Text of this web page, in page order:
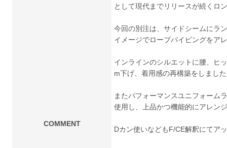
COMMENT
として現代までリリースが続くロ
今回の別注は、サイドシームにラ
イメージでロープパイピングをア
インラインのシルエットに腰、ヒ
m下げ、着用感の再構築をしまし
またパフォーマンスユニフォーム
使用し、上品かつ機能的にアレン
Dカン使いなどもF/CE解釈にてア